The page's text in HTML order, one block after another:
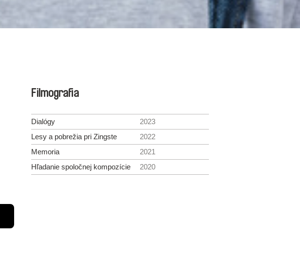
Filmografia
Dialógy
2023
Lesy a pobrežia pri Zingste
2022
Memoria
2021
Hľadanie spoločnej kompozície
2020